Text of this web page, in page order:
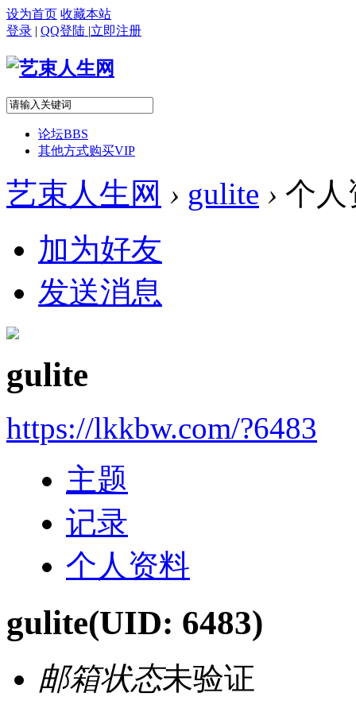
设为首页 收藏本站
登录 | QQ登陆 |立即注册
论坛BBS
其他方式购买VIP
艺束人生网 › gulite › 个人
加为好友
发送消息
gulite
https://lkkbw.com/?6483
主题
记录
个人资料
gulite(UID: 6483)
邮箱状态未验证